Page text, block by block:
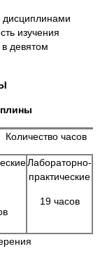
изучения
девятом
Количество часов
Лабораторно-
практические
19 часов